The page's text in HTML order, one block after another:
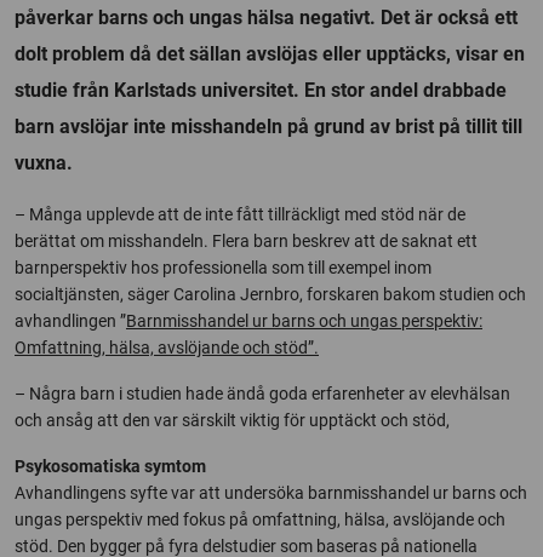
påverkar barns och ungas hälsa negativt. Det är också ett
dolt problem då det sällan avslöjas eller upptäcks, visar en
studie från Karlstads universitet. En stor andel drabbade
barn avslöjar inte misshandeln på grund av brist på tillit till
vuxna.
– Många upplevde att de inte fått tillräckligt med stöd när de
berättat om misshandeln. Flera barn beskrev att de saknat ett
barnperspektiv hos professionella som till exempel inom
socialtjänsten, säger Carolina Jernbro, forskaren bakom studien och
avhandlingen ”Barnmisshandel ur barns och ungas perspektiv:
Omfattning, hälsa, avslöjande och stöd”.
– Några barn i studien hade ändå goda erfarenheter av elevhälsan
och ansåg att den var särskilt viktig för upptäckt och stöd,
Psykosomatiska symtom
Avhandlingens syfte var att undersöka barnmisshandel ur barns och
ungas perspektiv med fokus på omfattning, hälsa, avslöjande och
stöd. Den bygger på fyra delstudier som baseras på nationella